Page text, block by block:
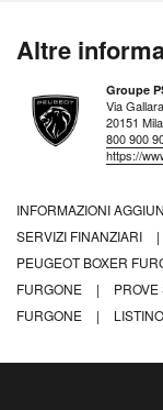
Altre
Groupe
Via
20151
800 900
https://
INFORMAZIONI
SERVIZI FINANZIARI
|
PEUGEOT BOXER
FURGONE
|
FURGONE
|